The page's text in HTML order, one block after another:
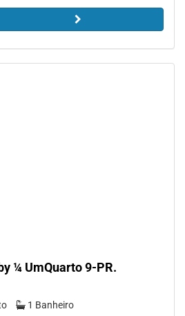
¼ UmQuarto 9-PR.
1 Banheiro